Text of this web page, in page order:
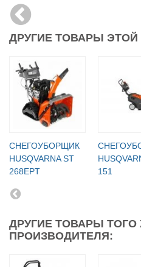
ДРУГИЕ ТОВАРЫ ЭТОЙ
СНЕГОУБОРЩИК
HUSQVARNA ST
268EPT
151
ДРУГИЕ ТОВАРЫ ТОГО
ПРОИЗВОДИТЕЛЯ: